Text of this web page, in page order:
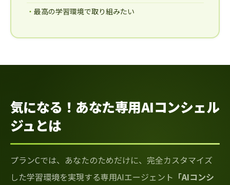
最高の学習環境で取り組みたい
気になる！あなた専用AIコンシェル
ジュとは
プランCでは、あなたのためだけに、完全カスタマイズ
した学習環境を実現する専用AIエージェント 「AIコンシ